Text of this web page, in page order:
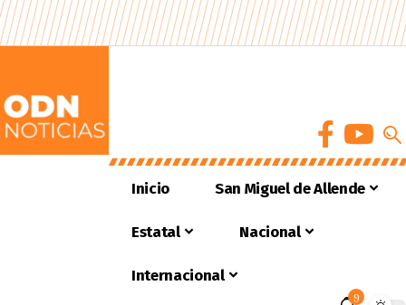
Inicio San Miguel de Allende
Estatal Nacional
Internacional
9